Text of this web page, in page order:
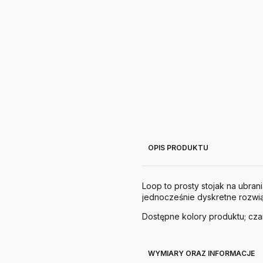
OPIS PRODUKTU
Loop to prosty stojak na
jednocześnie dyskretne
Dostępne kolory produktu;
WYMIARY ORAZ INFORMACJE